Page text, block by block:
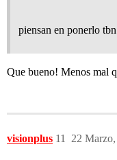
piensan en ponerlo
Que bueno! Menos mal
visionplus 22
11